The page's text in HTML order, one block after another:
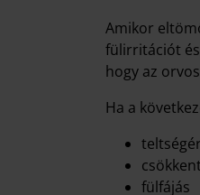
Amikor
fülirritációt
hogy az
Ha a
fülfájás